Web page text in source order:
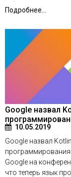
Подробнее...
Google назвал
10.05.2019
Google назвал
Google на
что теперь язык